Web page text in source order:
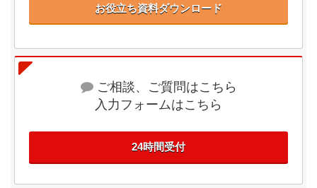
お役立ち資料ダウンロード
ご相談、ご質問はこちら
入力フォームはこちら
24時間受付